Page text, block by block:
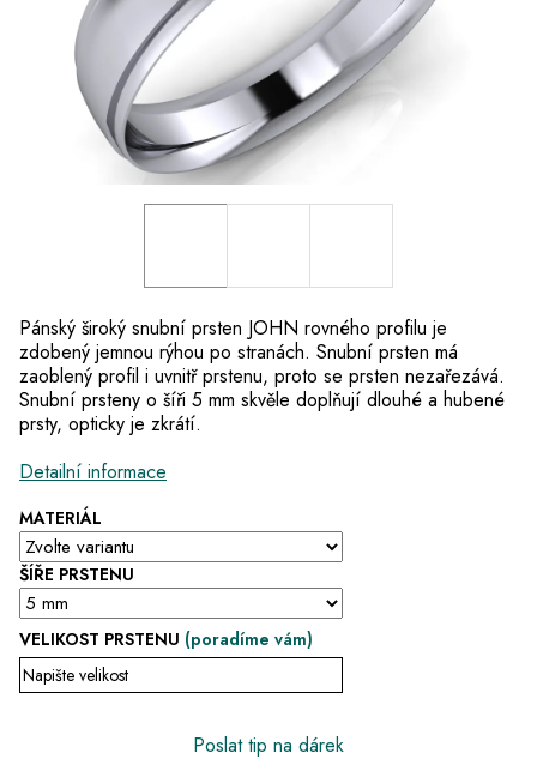
MATERIÁL
ŠÍŘE PRSTENU
VELIKOST PRSTENU (poradíme vám)
Pánský široký snubní prsten JOHN rovného profilu je
zdobený jemnou rýhou po stranách. Snubní prsten má
zaoblený profil i uvnitř prstenu, proto se prsten nezařezává.
Snubní prsteny o šíři 5 mm skvěle doplňují dlouhé a hubené
prsty, opticky je zkrátí.
Detailní informace
Poslat tip na dárek